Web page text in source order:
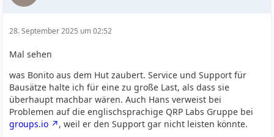
28. September 2025 um 02:52
Mal sehen
was Bonito aus dem Hut zaubert. Service und Support für
Bausätze halte ich für eine zu große Last, als dass sie
überhaupt machbar wären. Auch Hans verweist bei
Problemen auf die englischsprachige QRP Labs Gruppe bei
groups.io
, weil er den Support gar nicht leisten könnte.